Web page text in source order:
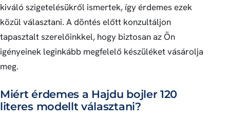
kiváló szigetelésükről ismertek, így érdemes ezek
közül választani. A döntés előtt konzultáljon
tapasztalt szerelőinkkel, hogy biztosan az Ön
igényeinek leginkább megfelelő készüléket vásárolja
meg.
Miért érdemes a Hajdu bojler 120
literes modellt választani?